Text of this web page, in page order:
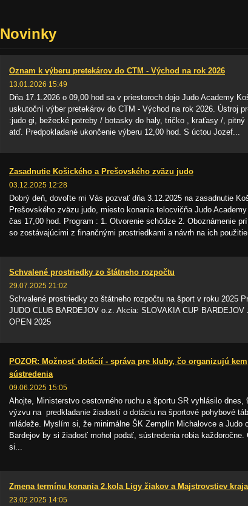
Novinky
Oznam k výberu pretekárov do CTM - Východ na rok 2026
13.01.2026 15:49
Dňa 17.1.2026 o 09,00 hod sa v priestoroch dojo Judo Academy
uskutoční výber pretekárov do CTM - Východ na rok 2026. Ústroj
:judo gi, bežecké potreby / botasky do haly, tričko , kraťasy /, pitný
atď. Predpokladané ukončenie výberu 12,00 hod. S úctou Jozef...
Zasadnutie Košického a Prešovského zväzu judo
03.12.2025 12:28
Dobrý deň, dovoľte mi Vás pozvať dňa 3.12.2025 na zasadnutie
Prešovského zväzu judo, miesto konania telocvičňa Judo
čas 17,00 hod. Program : 1. Otvorenie schôdze 2. Oboznámenie
so zostávajúcimi z finančnými prostriedkami a návrh na ich
Schvalené prostriedky zo štátneho rozpočtu
29.07.2025 21:02
Schvalené prostriedky zo štátneho rozpočtu na šport v roku 2025
JUDO CLUB BARDEJOV o.z. Akcia: SLOVAKIA CUP BARDEJOV
OPEN 2025
POZOR: Možnosť dotácií - správa pre kluby, čo organizujú
sústredenia
09.06.2025 15:05
Ahojte, Ministerstvo cestovného ruchu a športu SR vyhlásilo dnes,
výzvu na predkladanie žiadostí o dotáciu na športové pohybové
mládeže. Myslím si, že minimálne ŠK Zemplín Michalovce a Judo
Bardejov by si žiadosť mohol podať, sústredenia robia každoročne.
si...
Zmena termínu konania 2.kola Ligy žiakov a Majstrovstiev
23.02.2025 14:05